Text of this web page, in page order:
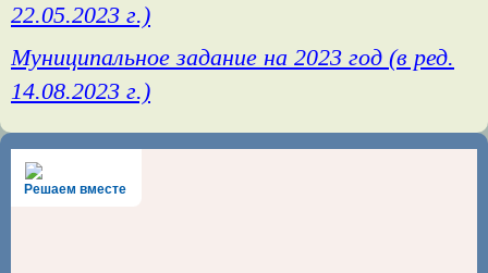
22.05.2023 г.)
Муниципальное задание на 2023 год (в ред.
14.08.2023 г.)
Решаем вместе